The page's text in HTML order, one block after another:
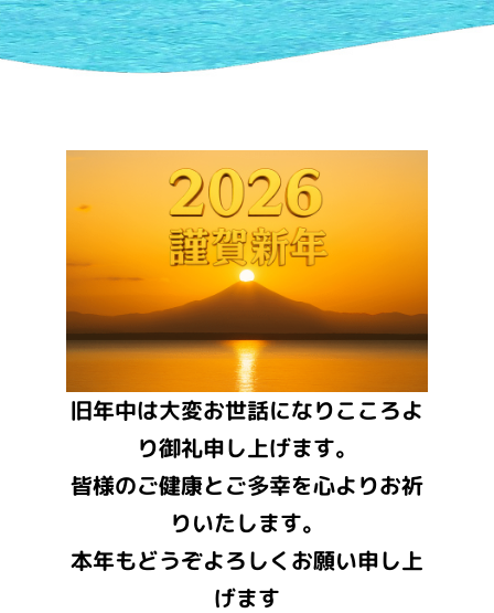
旧年中は大変お世話になりこころよ
り御礼申し上げます。
皆様のご健康とご多幸を心よりお祈
りいたします。
本年もどうぞよろしくお願い申し上
げます